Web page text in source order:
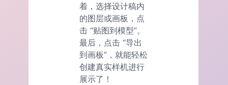
着，选择设计稿内
的图层或画板，点
击 “贴图到模型”。
最后，点击 “导出
到画板”，就能轻松
创建真实样机进行
展示了！